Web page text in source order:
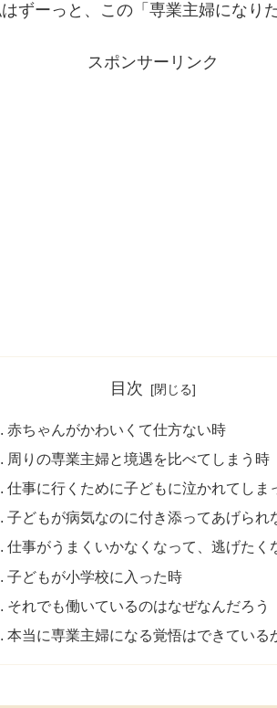
ずーっと、この「専業主婦になり
スポンサーリンク
目次
赤ちゃんがかわいくて仕方ない時
周りの専業主婦と境遇を比べてしまう時
仕事に行くために子どもに泣かれてしま
子どもが病気なのに付き添ってあげられ
仕事がうまくいかなくなって、逃げたく
子どもが小学校に入った時
それでも働いているのはなぜなんだろう
本当に専業主婦になる覚悟はできている